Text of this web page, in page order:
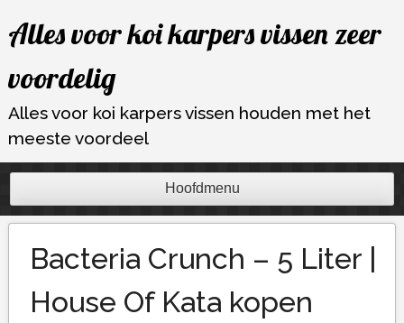
naar
inhoud
Alles voor koi karpers vissen zeer
voordelig
Alles voor koi karpers vissen houden met het
meeste voordeel
Hoofdmenu
Bacteria Crunch – 5 Liter |
House Of Kata kopen